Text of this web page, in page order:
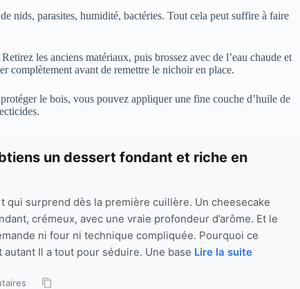
nids, parasites, humidité, bactéries. Tout cela peut suffire à faire
les anciens matériaux, puis brossez avec de l’eau chaude et
complètement avant de remettre le nichoir en place.
le bois, vous pouvez appliquer une fine couche d’huile de
un dessert fondant et riche en
qui surprend dès la première cuillère. Un cheesecake
crémeux, avec une vraie profondeur d’arôme. Et le
ni four ni technique compliquée. Pourquoi ce
autant Il a tout pour séduire. Une base Lire la suite
·